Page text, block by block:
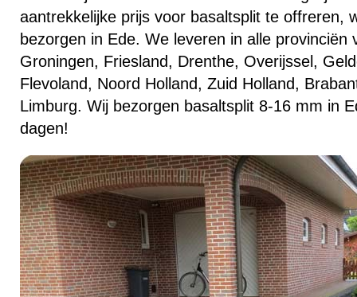
aantrekkelijke prijs voor basaltsplit te offreren,
bezorgen in Ede. We leveren in alle provinciën
Groningen, Friesland, Drenthe, Overijssel,
Flevoland, Noord Holland, Zuid Holland,
Limburg. Wij bezorgen basaltsplit 8-16 mm in
dagen!